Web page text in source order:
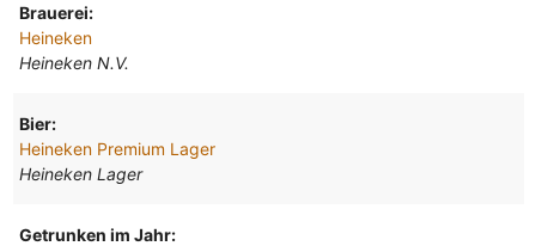
Brauerei:
Heineken
Heineken N.V.
Bier:
Heineken Premium Lager
Heineken Lager
Getrunken im Jahr: